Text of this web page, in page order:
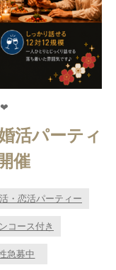
❤
活パーティ
催
・恋活パーティー
コース付き
急募中